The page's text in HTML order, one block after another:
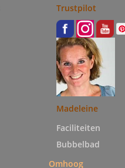
Trustpilot
Madeleine
Faciliteiten
Bubbelbad
Omhoog